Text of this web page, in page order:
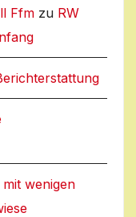
Ffm zu RW
wenigen